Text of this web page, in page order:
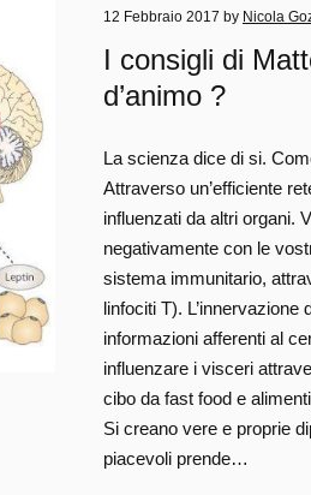
12 Febbraio 2017 by Nicola
I consigli di
d’animo ?
La scienza dice di si.
Attraverso un’efficiente
influenzati da altri organi.
negativamente con le
sistema immunitario,
linfociti T).
informazioni afferenti al
influenzare i visceri
cibo da fast food e
Si creano vere e proprie
piacevoli prende…